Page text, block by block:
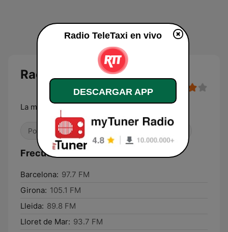
Radio TeleTaxi
La música más popular.¡Lo nuestro!
Pop / Top 40 Contemporánea para adultos
Frecuencias Radio TeleTaxi:
Barcelona: 97.7 FM
Girona: 105.1 FM
Lleida: 89.8 FM
Lloret de Mar: 93.7 FM
Radio TeleTaxi en vivo
DESCARGAR APP